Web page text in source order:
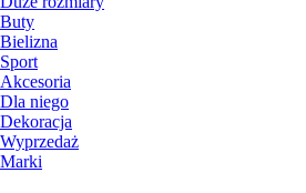
Buty
Bielizna
Sport
Akcesoria
Dla niego
Dekoracja
Wyprzedaż
Marki